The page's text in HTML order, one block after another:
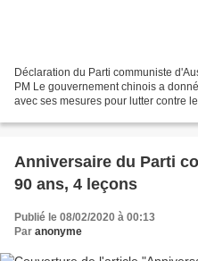
Déclaration du Parti communiste
PM Le gouvernement chinois a
avec ses mesures pour lutter contre
Anniversaire du Parti
90 ans, 4 leçons
Publié le 08/02/2020 à 00:13
Par anonyme